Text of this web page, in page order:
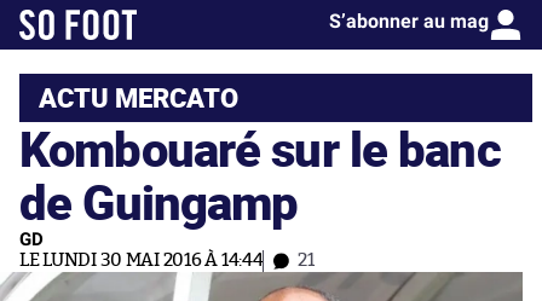
S’abonner au mag
ACTU MERCATO
Kombouaré sur le banc
de Guingamp
GD
LE LUNDI 30 MAI 2016 À 14:44 21